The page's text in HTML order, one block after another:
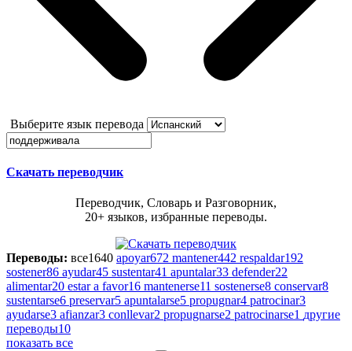
Выберите язык перевода
Скачать переводчик
Переводчик, Словарь и Разговорник,
20+ языков, избранные переводы.
Переводы: все1640 apoyar672 mantener442 respaldar192
sostener86 ayudar45 sustentar41 apuntalar33 defender22
alimentar20 estar a favor16 mantenerse11 sostenerse8 conservar8
sustentarse6 preservar5 apuntalarse5 propugnar4 patrocinar3
ayudarse3 afianzar3 conllevar2 propugnarse2 patrocinarse1 другие
переводы10
показать все